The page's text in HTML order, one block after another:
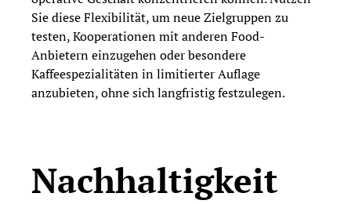
Sie diese Flexibilität, um neue Zielgruppen zu
testen, Kooperationen mit anderen Food-
Anbietern einzugehen oder besondere
Kaffeespezialitäten in limitierter Auflage
anzubieten, ohne sich langfristig festzulegen.
Nachhaltigkeit